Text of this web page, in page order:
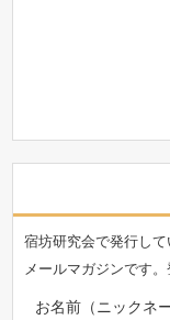
宿坊研究会で発行して
メールマガジンです。
お名前（ニックネ